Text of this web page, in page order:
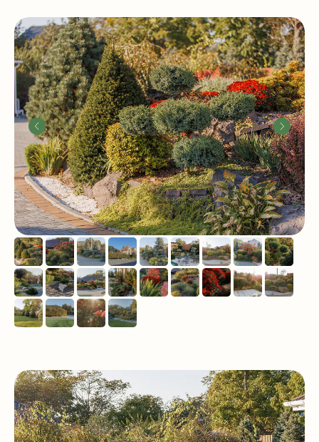
Присылайте ваши вопросы
и заявки, мы всегда на связи!
8 (951) 012-82-22
Подписаться на наш ТГ
Записаться на консультацию